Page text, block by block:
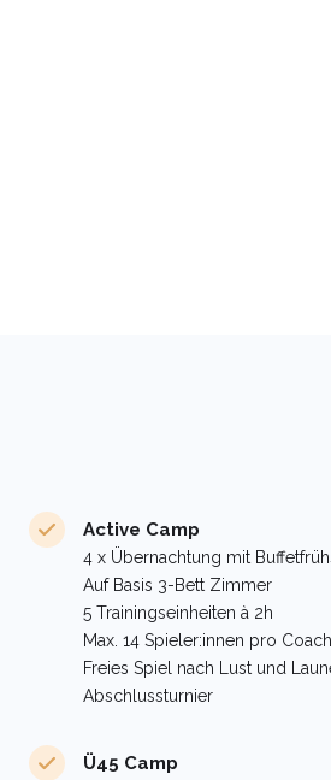
Active Camp
4 x Übernachtung mit
Auf Basis 3-Bett Zimmer
5 Trainingseinheiten à 2h
Max. 14 Spieler:innen pro Coach
Freies Spiel nach Lust und
Abschlussturnier
Ü45 Camp